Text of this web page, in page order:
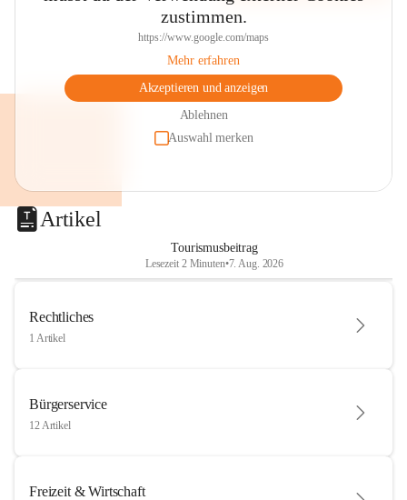
zustimmen.
https://www.google.com/maps
Mehr erfahren
Akzeptieren und anzeigen
Ablehnen
Auswahl merken
Artikel
Tourismusbeitrag
Lesezeit 2 Minuten•7. Aug. 2026
Rechtliches
1 Artikel
Bürgerservice
12 Artikel
Freizeit & Wirtschaft